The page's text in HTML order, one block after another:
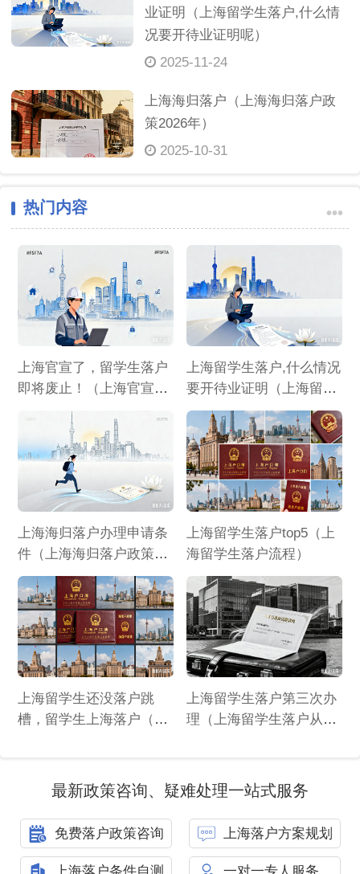
业证明（上海留学生落户,什么情
况要开待业证明呢）
2025-11-24
上海海归落户（上海海归落户政
策2026年）
2025-10-31
热门内容 •••
上海官宣了，留学生落户
即将废止！（上海官宣了,
留学生落户即将废止了
上海留学生落户,什么情况
要开待业证明（上海留学
生落户,什么情况要开待业
证明呢）
上海海归落户办理申请条
件（上海海归落户政策
2026年）
上海留学生落户top5（上
海留学生落户流程）
上海留学生还没落户跳
槽，留学生上海落户（上
上海留学生落户第三次办
理（上海留学生落户从审
最新政策咨询、疑难处理一站式服务
免费落户政策咨询 上海落户方案规划